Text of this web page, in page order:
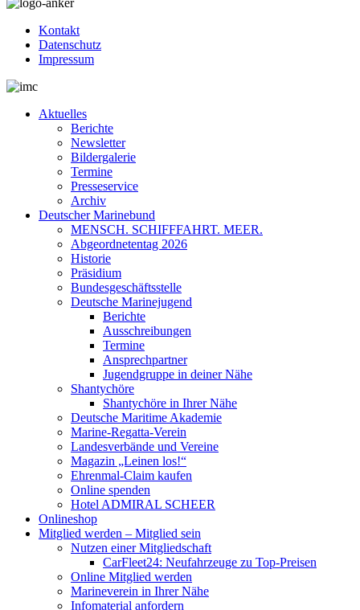
Kontakt
Datenschutz
Impressum
Aktuelles
Berichte
Newsletter
Bildergalerie
Termine
Presseservice
Archiv
Deutscher Marinebund
MENSCH. SCHIFFFAHRT. MEER.
Abgeordnetentag 2026
Historie
Präsidium
Bundesgeschäftsstelle
Deutsche Marinejugend
Berichte
Ausschreibungen
Termine
Ansprechpartner
Jugendgruppe in deiner Nähe
Shantychöre
Shantychöre in Ihrer Nähe
Deutsche Maritime Akademie
Marine-Regatta-Verein
Landesverbände und Vereine
Magazin „Leinen los!“
Ehrenmal-Claim kaufen
Online spenden
Hotel ADMIRAL SCHEER
Onlineshop
Mitglied werden – Mitglied sein
Nutzen einer Mitgliedschaft
CarFleet24: Neufahrzeuge zu Top-Preisen
Online Mitglied werden
Marineverein in Ihrer Nähe
Infomaterial anfordern